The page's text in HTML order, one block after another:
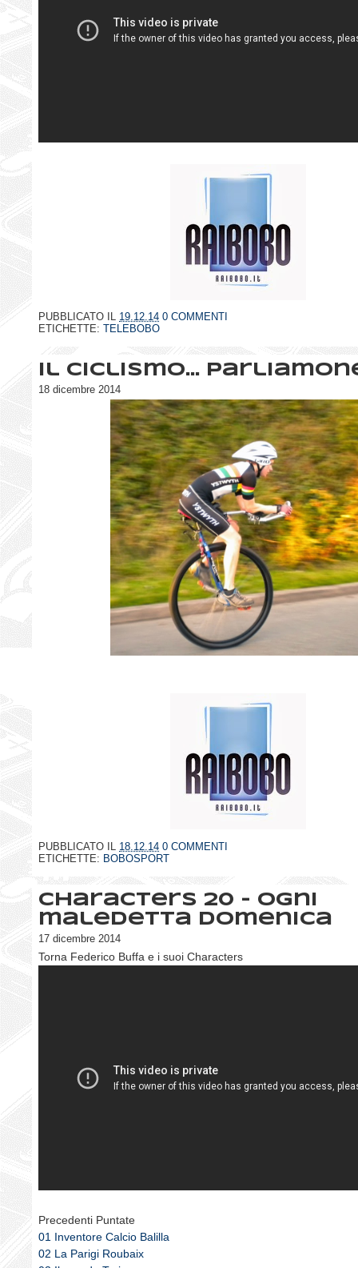
PUBBLICATO IL 19.12.14 0 COMMENTI
ETICHETTE: TELEBOBO
Il ciclismo...
18 dicembre 2014
PUBBLICATO IL 18.12.14 0 COMMENTI
ETICHETTE: BOBOSPORT
Characters 20 - Ogni
maledetta domenica
17 dicembre 2014
Torna Federico Buffa e i suoi Characters
Precedenti Puntate
01 Inventore Calcio Balilla
02 La Parigi Roubaix